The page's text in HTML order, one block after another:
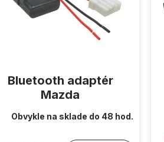
Bluetooth adaptér
Mazda
Obvykle na sklade do 48 hod.